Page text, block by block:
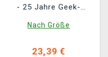
- 25 Jahre Geek-
Nach Größe
23,39 €